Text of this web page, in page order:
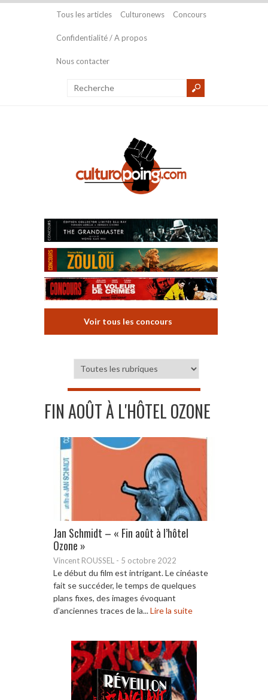
Tous les articles Culturonews Concours
Confidentialité / A propos
Nous contacter
Voir tous les concours
FIN AOÛT À L'HÔTEL OZONE
Jan Schmidt – « Fin août à l’hôtel
Ozone »
Vincent ROUSSEL - 5 octobre 2022
Le début du film est intrigant. Le cinéaste
fait se succéder, le temps de quelques
plans fixes, des images évoquant
d’anciennes traces de la...Lire la suite